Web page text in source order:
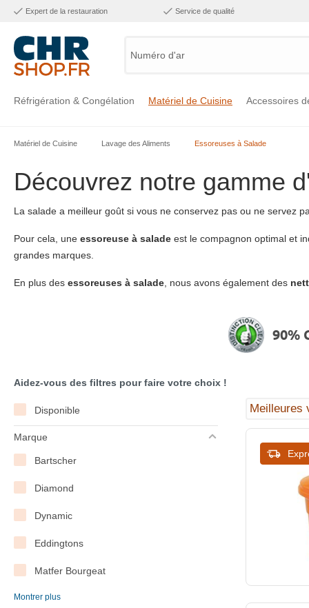
Expert de la restauration Service de qualité
Numéro d'artic
Réfrigération & Congélation Matériel de Cuisine Accessoires
Matériel de Cuisine Lavage des Aliments Essoreuses à Salade
Découvrez notre gamme
La salade a meilleur goût si vous ne conservez pas ou ne servez
Pour cela, une essoreuse à salade est le compagnon optimal et
grandes marques.
En plus des essoreuses à salade , nous avons également des
90%
Aidez-vous des filtres pour faire votre choix !
Disponible
Marque
Bartscher
Diamond
Dynamic
Eddingtons
Matfer Bourgeat
OXO
Montrer plus